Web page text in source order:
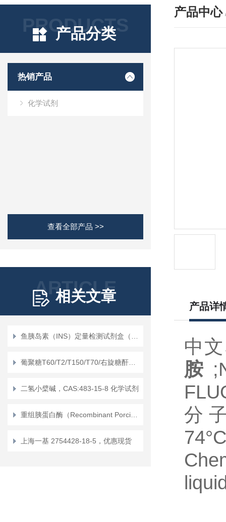
PRODUCTS
产品分类
热销产品
化学试剂
查看全部产品 >>
ARTICLE
相关文章
二氢小檗碱，CAS:483-15-8 化学试剂
上海一基 2754428-18-5，优惠现货
产品中心
产品详
中
胺
分